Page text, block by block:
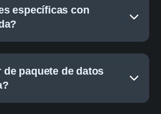
específicas con
de paquete de datos